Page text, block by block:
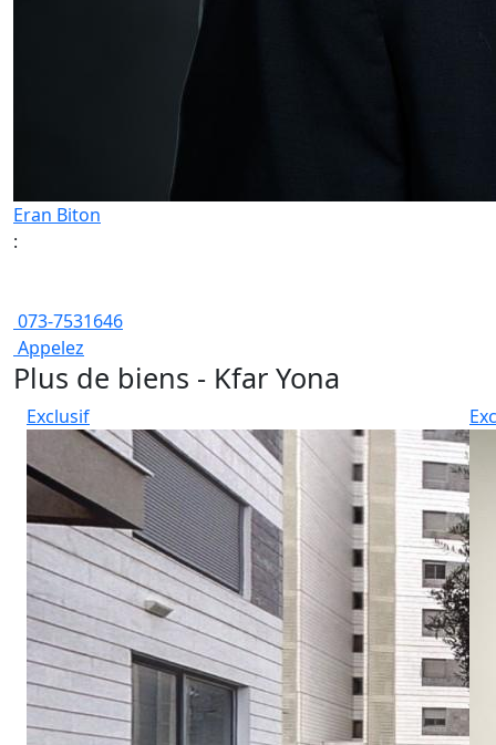
Eran Biton
:
073-7531646
Appelez
Plus de biens - Kfar Yona
Exclusif